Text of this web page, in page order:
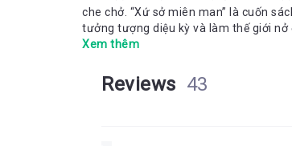
che chở. “Xứ sở miên man” là cuốn
tưởng tượng diệu kỳ và làm thế giới
mình nơi các bức vẽ xinh, tự mình
khiến trẻ em thích thú khi từ trên trời
rực rỡ, ngỡ như giấc mơ ngay đời
nghĩ của chúng ta. Trẻ con vẫn sống
Xem thêm
Reviews 43